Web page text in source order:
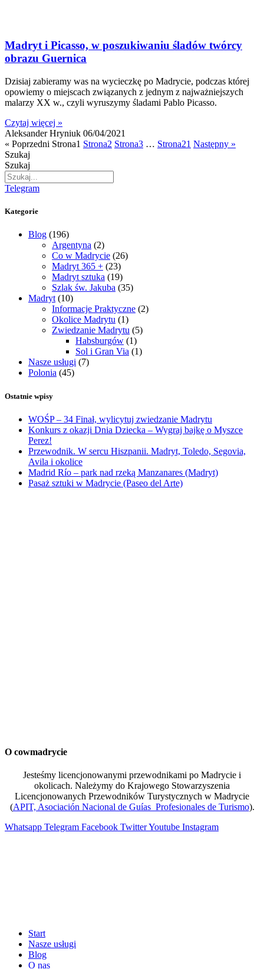
Madryt i Picasso, w poszukiwaniu śladów twórcy
obrazu Guernica
Dzisiaj zabieramy was na wycieczkę po Madrycie, podczas której
opowiemy o miejscach związanych z jednym z najważniejszych
malarzy XX w., czyli wyruszymy śladami Pablo Picasso.
Czytaj więcej »
Aleksander Hryniuk 06/04/2021
« Poprzedni Strona1 Strona2 Strona3 … Strona21 Następny »
Szukaj
Szukaj
Telegram
Kategorie
Blog (196)
Argentyna (2)
Co w Madrycie (26)
Madryt 365 + (23)
Madryt sztuka (19)
Szlak św. Jakuba (35)
Madryt(10)
Informacje Praktyczne (2)
Okolice Madrytu (1)
Zwiedzanie Madrytu (5)
Habsburgów (1)
Sol i Gran Via (1)
Nasze usługi (7)
Polonia (45)
Ostatnie wpisy
WOŚP – 34 Finał, wylicytuj zwiedzanie Madrytu
Konkurs z okazji Dnia Dziecka – Wygraj bajkę o Myszce
Perez!
Przewodnik. W sercu Hiszpanii. Madryt, Toledo, Segovia,
Avila i okolice
Madrid Río – park nad rzeką Manzanares (Madryt)
Pasaż sztuki w Madrycie (Paseo del Arte)
O cowmadrycie
Jesteśmy licencjonowanymi przewodnikami po Madrycie i
okolicach. Należymy do Krajowego Stowarzyszenia
Licencjonowanych Przewodników Turystycznych w Madrycie
(APIT, Asociación Nacional de Guías Profesionales de Turismo).
Whatsapp Telegram Facebook TwitterYoutube Instagram
Start
Nasze usługi
Blog
O nas